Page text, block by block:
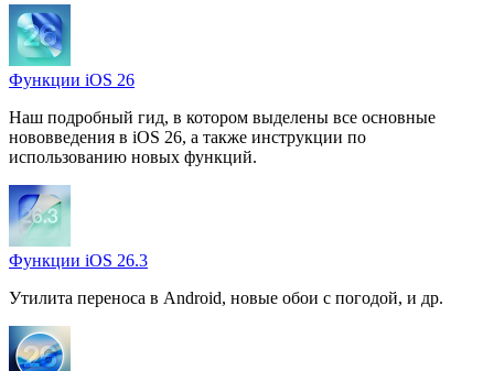
Функции iOS 26
Наш подробный гид, в котором выделены все основные
нововведения в iOS 26, а также инструкции по
использованию новых функций.
Функции iOS 26.3
Утилита переноса в Android, новые обои с погодой, и др.